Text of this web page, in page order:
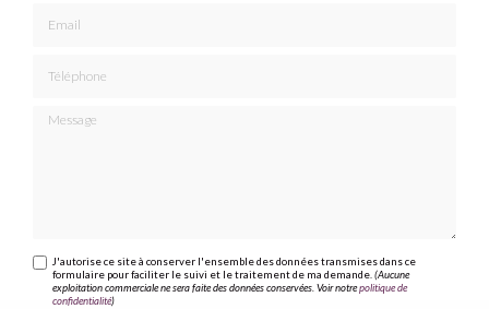
Message
J'autorise ce site à conserver l'ensemble des données transmises dans ce
formulaire pour faciliter le suivi et le traitement de ma demande.(Aucune
exploitation commerciale ne sera faite des données conservées. Voir notrepolitique de
confidentialité)